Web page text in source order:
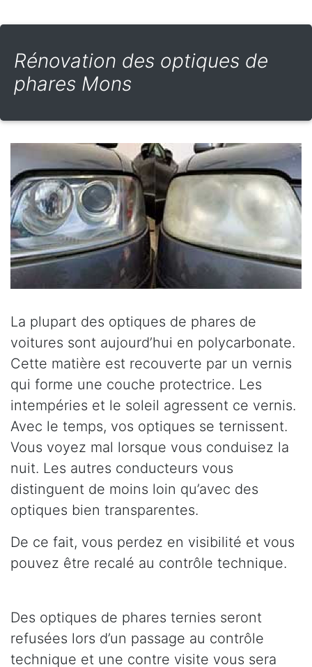
Rénovation des optiques de
phares Mons
La plupart des optiques de phares de
voitures sont aujourd’hui en polycarbonate.
Cette matière est recouverte par un vernis
qui forme une couche protectrice. Les
intempéries et le soleil agressent ce vernis.
Avec le temps, vos optiques se ternissent.
Vous voyez mal lorsque vous conduisez la
nuit. Les autres conducteurs vous
distinguent de moins loin qu’avec des
optiques bien transparentes.
De ce fait, vous perdez en visibilité et vous
pouvez être recalé au contrôle technique.
Des optiques de phares ternies seront
refusées lors d’un passage au contrôle
technique et une contre visite vous sera